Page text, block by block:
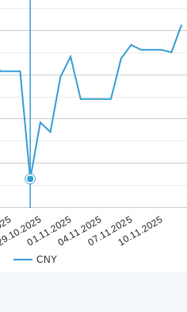
CNY
01.11.202504.11.202507.11.202510.11.2025